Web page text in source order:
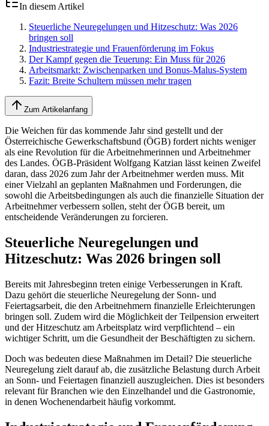
In diesem Artikel
Steuerliche Neuregelungen und Hitzeschutz: Was 2026
bringen soll
Industriestrategie und Frauenförderung im Fokus
Der Kampf gegen die Teuerung: Ein Muss für 2026
Arbeitsmarkt: Zwischenparken und Bonus-Malus-System
Fazit: Breite Schultern müssen mehr tragen
Zum Artikelanfang
Die Weichen für das kommende Jahr sind gestellt und der
Österreichische Gewerkschaftsbund (ÖGB) fordert nichts weniger
als eine Revolution für die Arbeitnehmerinnen und Arbeitnehmer
des Landes. ÖGB-Präsident Wolfgang Katzian lässt keinen Zweifel
daran, dass 2026 zum Jahr der Arbeitnehmer werden muss. Mit
einer Vielzahl an geplanten Maßnahmen und Forderungen, die
sowohl die Arbeitsbedingungen als auch die finanzielle Situation der
Arbeitnehmer verbessern sollen, steht der ÖGB bereit, um
entscheidende Veränderungen zu forcieren.
Steuerliche Neuregelungen und
Hitzeschutz: Was 2026 bringen soll
Bereits mit Jahresbeginn treten einige Verbesserungen in Kraft.
Dazu gehört die steuerliche Neuregelung der Sonn- und
Feiertagsarbeit, die den Arbeitnehmern finanzielle Erleichterungen
bringen soll. Zudem wird die Möglichkeit der Teilpension erweitert
und der Hitzeschutz am Arbeitsplatz wird verpflichtend – ein
wichtiger Schritt, um die Gesundheit der Beschäftigten zu sichern.
Doch was bedeuten diese Maßnahmen im Detail? Die steuerliche
Neuregelung zielt darauf ab, die zusätzliche Belastung durch Arbeit
an Sonn- und Feiertagen finanziell auszugleichen. Dies ist besonders
relevant für Branchen wie den Einzelhandel und die Gastronomie,
in denen Wochenendarbeit häufig vorkommt.